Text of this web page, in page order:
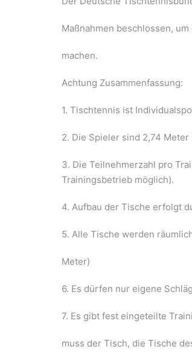
Maßnahmen beschlossen,
machen.
Achtung Zusammenfassung:
1. Tischtennis ist
2. Die Spieler sind 2,74
3. Die Teilnehmerzahl pro
Trainingsbetrieb möglich).
4. Aufbau der Tische erfolgt
5. Alle Tische werden
Meter)
6. Es dürfen nur eigene
7. Es gibt fest eingeteilte
muss der Tisch, die Tische